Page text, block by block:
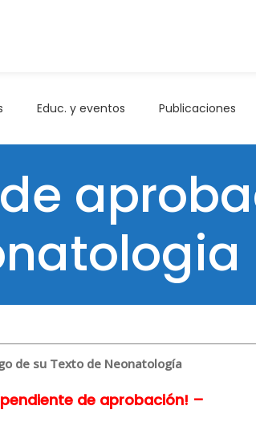
Educ. y eventos Publicaciones
de su Texto de Neonatología
de aprobación! –